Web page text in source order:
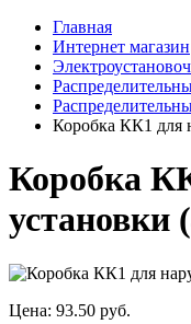
Главная
Интернет магазин
Коробка КК1 для
Коробка
установки
Цена: 93.50 руб.